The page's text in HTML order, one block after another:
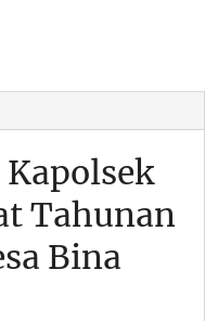
Tahunan
Bina